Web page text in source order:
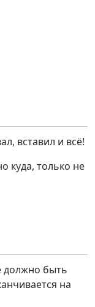
вставил и всё!
куда, только не
должно быть
на